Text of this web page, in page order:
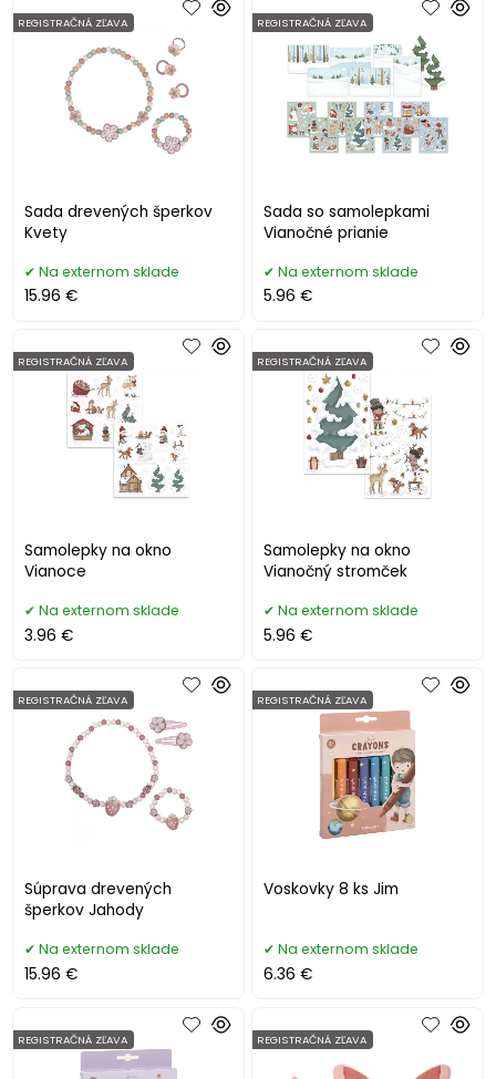
Sada drevených šperkov
Kvety
REGISTRAČNÁ ZĽAVA
Na externom sklade
15.96 €
Sada so samolepkami
Vianočné prianie
REGISTRAČNÁ ZĽAVA
Na externom sklade
5.96 €
Samolepky na okno
Vianoce
REGISTRAČNÁ ZĽAVA
Na externom sklade
3.96 €
Samolepky na okno
Vianočný stromček
REGISTRAČNÁ ZĽAVA
Na externom sklade
5.96 €
Súprava drevených
šperkov Jahody
REGISTRAČNÁ ZĽAVA
Na externom sklade
15.96 €
Voskovky 8 ks Jim
REGISTRAČNÁ ZĽAVA
Na externom sklade
6.36 €
REGISTRAČNÁ ZĽAVA REGISTRAČNÁ ZĽAVA